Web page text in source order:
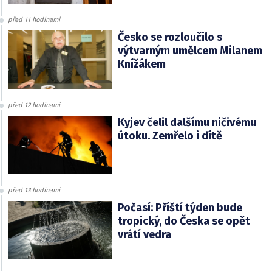
před 11 hodinami
Česko se rozloučilo s
výtvarným umělcem Milanem
Knížákem
před 12 hodinami
Kyjev čelil dalšímu ničivému
útoku. Zemřelo i dítě
před 13 hodinami
Počasí: Příští týden bude
tropický, do Česka se opět
vrátí vedra